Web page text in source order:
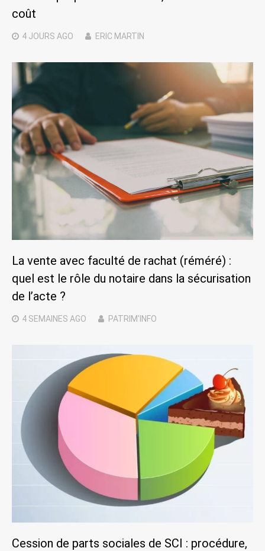
coût
4 JOURS AGO ERIC MARTIN
La vente avec faculté de rachat (réméré) :
quel est le rôle du notaire dans la sécurisation
de l’acte ?
4 SEMAINES AGO PATRIM'INFO
Cession de parts sociales de SCI : procédure,